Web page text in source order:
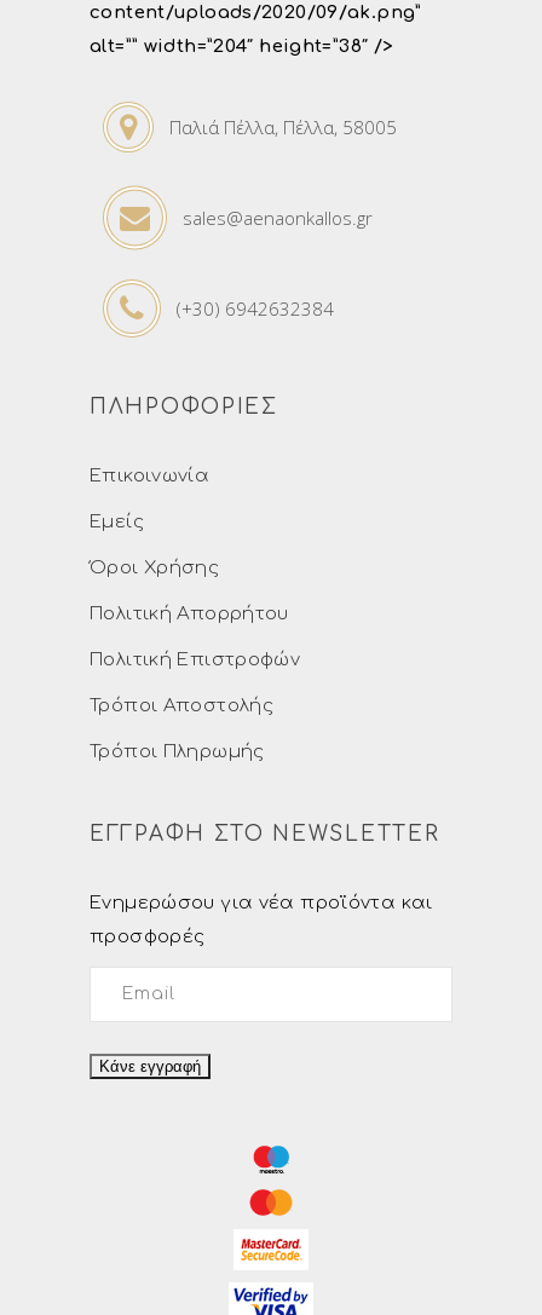
content/uploads/2020/09/ak.png”
alt=”” width=”204″ height=”38″ />
Παλιά Πέλλα, Πέλλα, 58005
sales@aenaonkallos.gr
(+30) 6942632384
ΠΛΗΡΟΦΟΡΙΕΣ
Επικοινωνία
Εμείς
Όροι Χρήσης
Πολιτική Απορρήτου
Πολιτική Επιστροφών
Τρόποι Αποστολής
Τρόποι Πληρωμής
ΕΓΓΡΑΦΗ ΣΤΟ NEWSLETTER
Ενημερώσου για νέα προϊόντα και
προσφορές